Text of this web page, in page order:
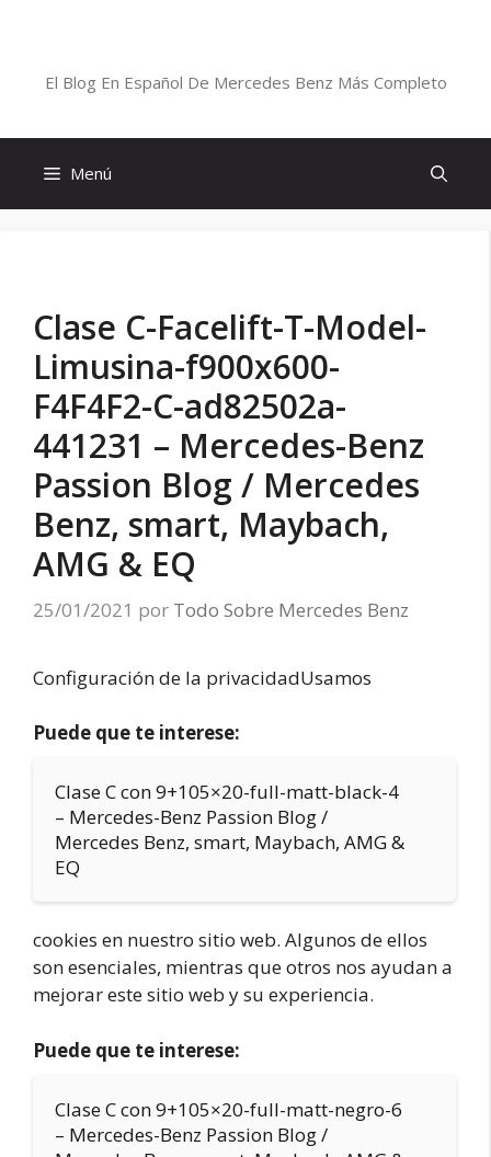
El Blog En Español De Mercedes Benz Más Completo
Menú
Clase C-Facelift-T-Model-
Limusina-f900x600-
F4F4F2-C-ad82502a-
441231 – Mercedes-Benz
Passion Blog / Mercedes
Benz, smart, Maybach,
AMG & EQ
25/01/2021 por Todo Sobre Mercedes Benz
Configuración de la privacidadUsamos
Puede que te interese:
Clase C con 9+105×20-full-matt-black-4
– Mercedes-Benz Passion Blog /
Mercedes Benz, smart, Maybach, AMG &
EQ
cookies en nuestro sitio web. Algunos de ellos
son esenciales, mientras que otros nos ayudan a
mejorar este sitio web y su experiencia.
Puede que te interese:
Clase C con 9+105×20-full-matt-negro-6
– Mercedes-Benz Passion Blog /